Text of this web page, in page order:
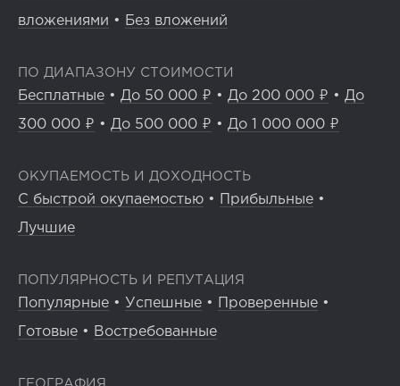
вложениями • Без вложений
ПО ДИАПАЗОНУ СТОИМОСТИ
Бесплатные • До 50 000 ₽ • До 200 000 ₽ • До
300 000 ₽ • До 500 000 ₽ • До 1 000 000 ₽
ОКУПАЕМОСТЬ И ДОХОДНОСТЬ
С быстрой окупаемостью • Прибыльные •
Лучшие
ПОПУЛЯРНОСТЬ И РЕПУТАЦИЯ
Популярные • Успешные • Проверенные •
Готовые • Востребованные